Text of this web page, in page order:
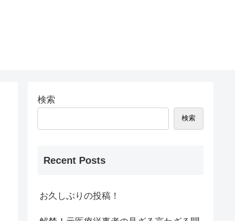
検索
検索
Recent Posts
お久しぶりの投稿！